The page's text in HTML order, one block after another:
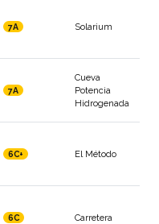
7A Solarium
7A
Cueva
Potencia
Hidrogenada
6C+ El Método
6C Carretera